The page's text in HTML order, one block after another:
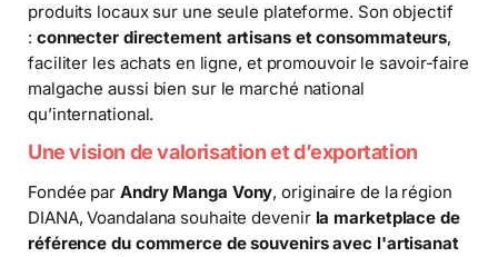
produits locaux sur une seule plateforme. Son objectif
: connecter directement artisans et consommateurs,
faciliter les achats en ligne, et promouvoir le savoir-faire
malgache aussi bien sur le marché national
qu’international.
Une vision de valorisation et d’exportation
Fondée par Andry Manga Vony, originaire de la région
DIANA, Voandalana souhaite devenir la marketplace de
référence du commerce de souvenirs avec l'artisanat